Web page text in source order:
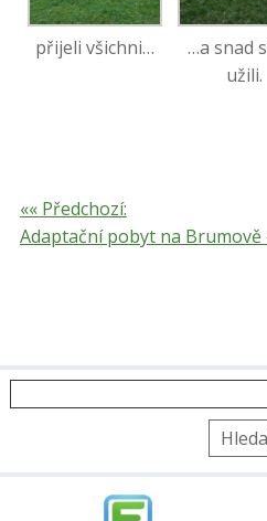
přijeli všichni…
…a snad
užili.
«« Předchozí:
Adaptační pobyt na Brumově